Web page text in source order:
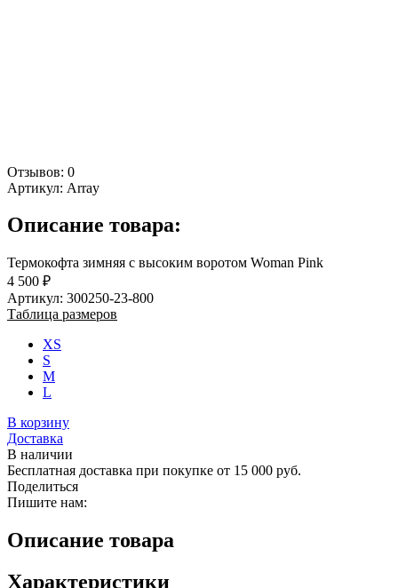
Отзывов: 0
Артикул: Array
Описание товара:
Термокофта зимняя с высоким воротом Woman Pink
4 500 ₽
Артикул: 300250-23-800
Таблица размеров
XS
S
M
L
В корзину
Доставка
В наличии
Бесплатная доставка при покупке от 15 000 руб.
Поделиться
Пишите нам:
Описание товара
Характеристики